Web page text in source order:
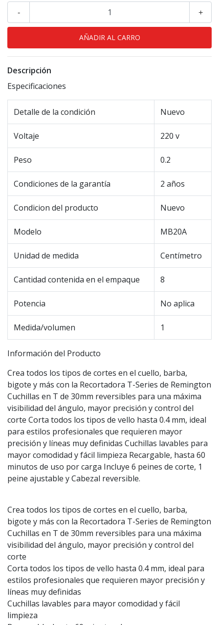
+
-
Descripción
Especificaciones
Detalle de la condición Nuevo
Voltaje 220 v
Peso 0.2
Condiciones de la garantía 2 años
Condicion del producto Nuevo
Modelo MB20A
Unidad de medida Centímetro
Cantidad contenida en el empaque 8
Potencia No aplica
Medida/volumen 1
Información del Producto
Crea todos los tipos de cortes en el cuello, barba,
bigote y más con la Recortadora T-Series de Remington
Cuchillas en T de 30mm reversibles para una máxima
visibilidad del ángulo, mayor precisión y control del
corte Corta todos los tipos de vello hasta 0.4 mm, ideal
para estilos profesionales que requieren mayor
precisión y líneas muy definidas Cuchillas lavables para
mayor comodidad y fácil limpieza Recargable, hasta 60
minutos de uso por carga Incluye 6 peines de corte, 1
peine ajustable y Cabezal reversible.
Crea todos los tipos de cortes en el cuello, barba,
bigote y más con la Recortadora T-Series de Remington
Cuchillas en T de 30mm reversibles para una máxima
visibilidad del ángulo, mayor precisión y control del
corte
Corta todos los tipos de vello hasta 0.4 mm, ideal para
estilos profesionales que requieren mayor precisión y
líneas muy definidas
Cuchillas lavables para mayor comodidad y fácil
limpieza